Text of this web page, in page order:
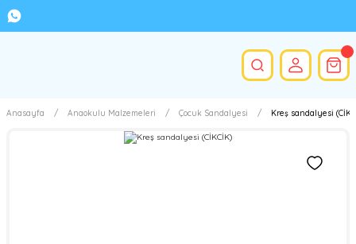
Anasayfa Anaokulu Malzemeleri Çocuk Sandalyesi Kreş sandalyesi